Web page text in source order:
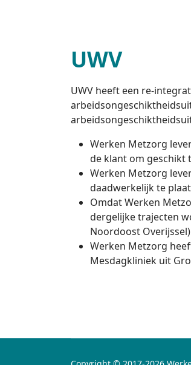
UWV
UWV heeft een re-
Werken Metzorg
de klant om geschikt
Werken Metzorg
daadwerkelijk te
Omdat Werken
dergelijke trajecten
Noordoost
Werken Metzorg
Mesdagkliniek uit